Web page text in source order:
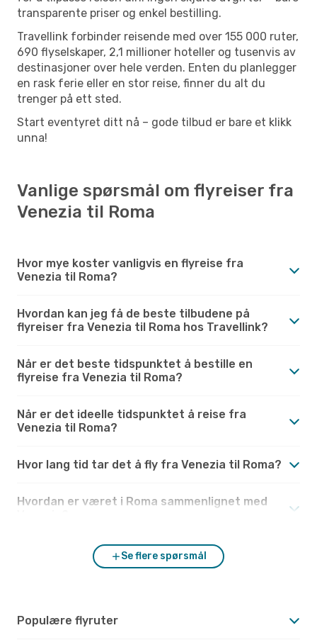
transparente priser og enkel bestilling.
Travellink forbinder reisende med over 155 000 ruter,
690 flyselskaper, 2,1 millioner hoteller og tusenvis av
destinasjoner over hele verden. Enten du planlegger
en rask ferie eller en stor reise, finner du alt du
trenger på ett sted.
Start eventyret ditt nå – gode tilbud er bare et klikk
unna!
Vanlige spørsmål om flyreiser fra
Venezia til Roma
Hvor mye koster vanligvis en flyreise fra
Venezia til Roma?
Hvordan kan jeg få de beste tilbudene på
flyreiser fra Venezia til Roma hos Travellink?
Når er det beste tidspunktet å bestille en
flyreise fra Venezia til Roma?
Når er det ideelle tidspunktet å reise fra
Venezia til Roma?
Hvor lang tid tar det å fly fra Venezia til Roma?
Hvordan er været i Roma sammenlignet med
Se flere spørsmål
Populære flyruter